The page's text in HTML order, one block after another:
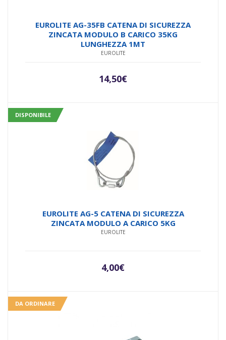
EUROLITE AG-35FB CATENA DI SICUREZZA
ZINCATA MODULO B CARICO 35KG
LUNGHEZZA 1MT
EUROLITE
14,50€
DISPONIBILE
EUROLITE AG-5 CATENA DI SICUREZZA
ZINCATA MODULO A CARICO 5KG
EUROLITE
4,00€
DA ORDINARE